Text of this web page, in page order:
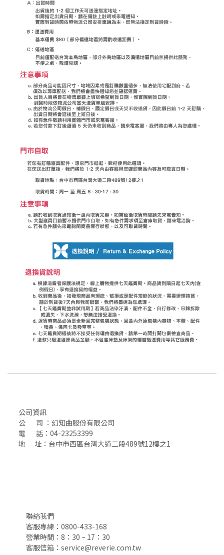
公司資訊
公 司 ：幻知曲股份有限公司
電 話：04-23253399
地 址：台中市西區台灣大道二段489號12樓之1
聯絡我們
客服專線：0800-433-168
營業時間：8：30 ~ 17：30
客服信箱：service@reverie.com.tw